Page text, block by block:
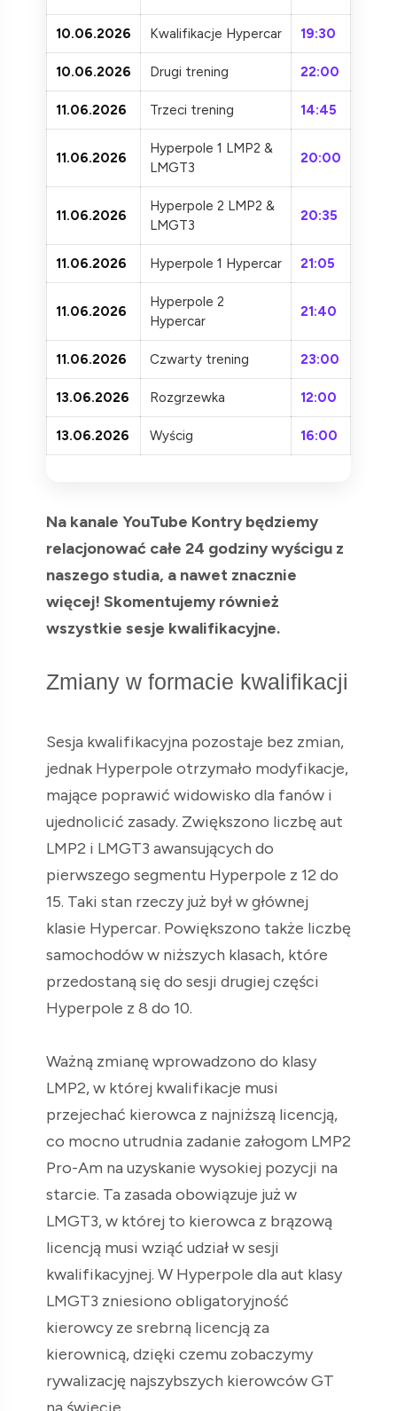
10.06.2026 Kwalifikacje Hypercar 19:30
10.06.2026 Drugi trening 22:00
11.06.2026 Trzeci trening 14:45
11.06.2026
Hyperpole 1 LMP2 &
LMGT3
20:00
11.06.2026
Hyperpole 2 LMP2 &
LMGT3
20:35
11.06.2026 Hyperpole 1 Hypercar 21:05
11.06.2026
Hyperpole 2
Hypercar
21:40
11.06.2026 Czwarty trening 23:00
13.06.2026 Rozgrzewka 12:00
13.06.2026 Wyścig 16:00
Na kanale YouTube Kontry będziemy
relacjonować całe 24 godziny wyścigu z
naszego studia, a nawet znacznie
więcej! Skomentujemy również
wszystkie sesje kwalifikacyjne.
Zmiany w formacie kwalifikacji
Sesja kwalifikacyjna pozostaje bez zmian,
jednak Hyperpole otrzymało modyfikacje,
mające poprawić widowisko dla fanów i
ujednolicić zasady. Zwiększono liczbę aut
LMP2 i LMGT3 awansujących do
pierwszego segmentu Hyperpole z 12 do
15. Taki stan rzeczy już był w głównej
klasie Hypercar. Powiększono także liczbę
samochodów w niższych klasach, które
przedostaną się do sesji drugiej części
Hyperpole z 8 do 10.
Ważną zmianę wprowadzono do klasy
LMP2, w której kwalifikacje musi
przejechać kierowca z najniższą licencją,
co mocno utrudnia zadanie załogom LMP2
Pro-Am na uzyskanie wysokiej pozycji na
starcie. Ta zasada obowiązuje już w
LMGT3, w której to kierowca z brązową
licencją musi wziąć udział w sesji
kwalifikacyjnej. W Hyperpole dla aut klasy
LMGT3 zniesiono obligatoryjność
kierowcy ze srebrną licencją za
kierownicą, dzięki czemu zobaczymy
rywalizację najszybszych kierowców GT